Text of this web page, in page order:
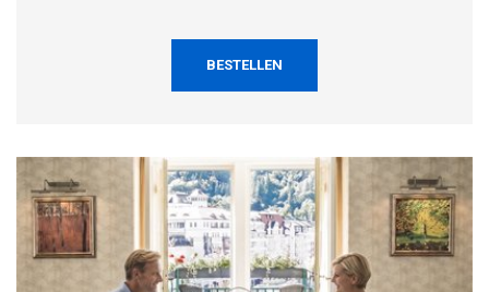
BESTELLEN